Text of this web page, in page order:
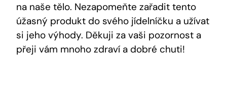
na naše‍ tělo. Nezapomeňte zařadit tento
úžasný produkt do svého‌ jídelníčku a užívat
si jeho výhody. ‌Děkuji za vaši pozornost ⁢a
přeji​ vám mnoho ⁤zdraví ​a ​dobré chuti!